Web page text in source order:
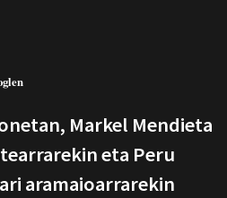
Markel Mendieta
eta Peru
aramaioarrarekin